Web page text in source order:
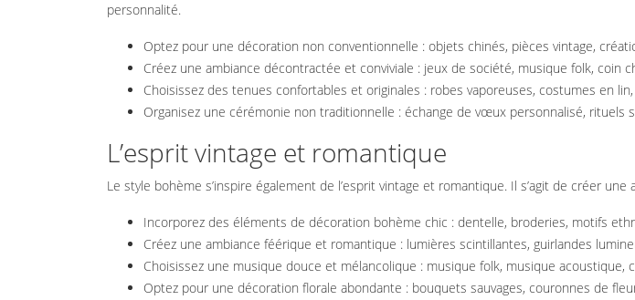
personnalité.
Optez pour une décoration non conventionnelle : objets chinés, pièces vintage,
Créez une ambiance décontractée et conviviale : jeux de société, musique folk, coin
Choisissez des tenues confortables et originales : robes vaporeuses, costumes en
Organisez une cérémonie non traditionnelle : échange de vœux personnalisé, rituels
L’esprit vintage et romantique
Le style bohème s’inspire également de l’esprit vintage et romantique. Il s’agit de créer
Incorporez des éléments de décoration bohème chic : dentelle, broderies, motifs
Créez une ambiance féérique et romantique : lumières scintillantes, guirlandes
Choisissez une musique douce et mélancolique : musique folk, musique acoustique,
Optez pour une décoration florale abondante : bouquets sauvages, couronnes de